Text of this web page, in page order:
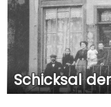
Schicksal